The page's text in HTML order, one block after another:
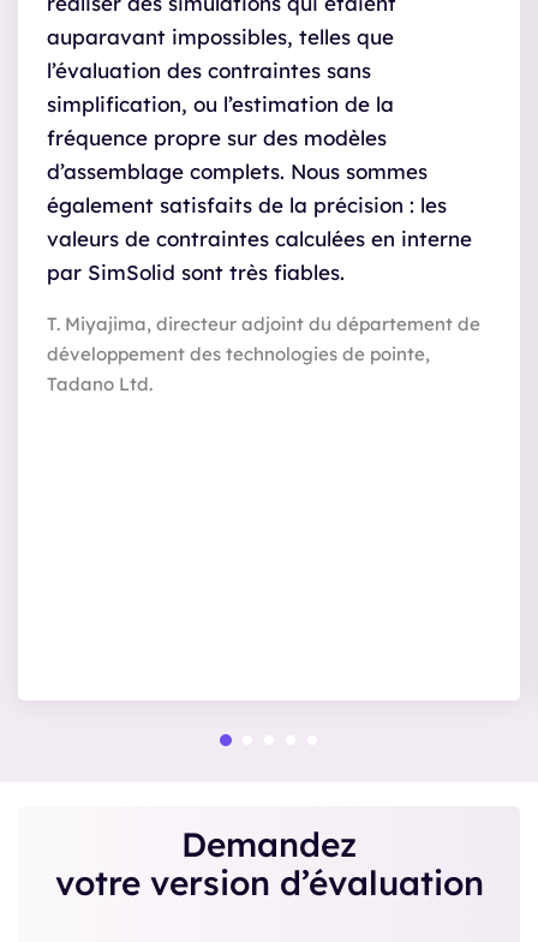
auparavant impossibles, telles que
l’évaluation des contraintes sans
simplification, ou l’estimation de la
fréquence propre sur des modèles
d’assemblage complets. Nous sommes
également satisfaits de la précision : les
valeurs de contraintes calculées en interne
par SimSolid sont très fiables.
T. Miyajima, directeur adjoint du département de
développement des technologies de pointe,
Tadano Ltd.
Demandez
votre version d’évaluation